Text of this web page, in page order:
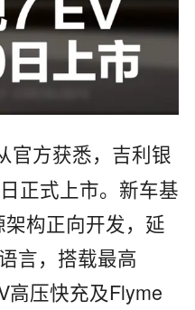
方获悉， 吉利银
正式上市。 新车基
构正向开发，延
言，搭载最高
高压快充及Flyme